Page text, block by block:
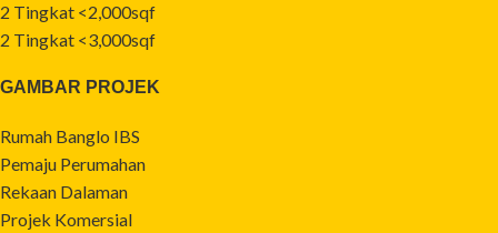
2 Tingkat <2,000sqf
2 Tingkat <3,000sqf
GAMBAR PROJEK
Rumah Banglo IBS
Pemaju Perumahan
Rekaan Dalaman
Projek Komersial